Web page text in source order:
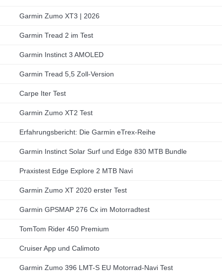
Garmin Zumo XT3 | 2026
Garmin Tread 2 im Test
Garmin Instinct 3 AMOLED
Garmin Tread 5,5 Zoll-Version
Carpe Iter Test
Garmin Zumo XT2 Test
Erfahrungsbericht: Die Garmin eTrex-Reihe
Garmin Instinct Solar Surf und Edge 830 MTB Bundle
Praxistest Edge Explore 2 MTB Navi
Garmin Zumo XT 2020 erster Test
Garmin GPSMAP 276 Cx im Motorradtest
TomTom Rider 450 Premium
Cruiser App und Calimoto
Garmin Zumo 396 LMT-S EU Motorrad-Navi Test